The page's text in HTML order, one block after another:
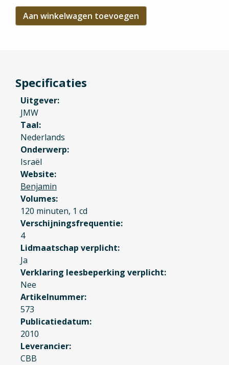
Specificaties
Uitgever
JMW
Taal
Nederlands
Onderwerp
Israël
Website
Benjamin
Volumes
120 minuten, 1 cd
Verschijningsfrequentie
4
Lidmaatschap verplicht
Ja
Verklaring leesbeperking verplicht
Nee
Artikelnummer
573
Publicatiedatum
2010
Leverancier
CBB